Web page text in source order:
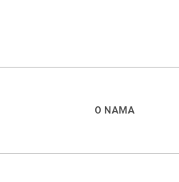
O NAMA